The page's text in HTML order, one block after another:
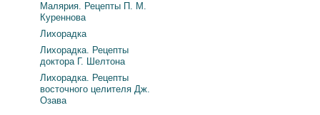
Малярия. Рецепты П. М.
Куреннова
Лихорадка
Лихорадка. Рецепты
доктора Г. Шелтона
Лихорадка. Рецепты
восточного целителя Дж.
Озава